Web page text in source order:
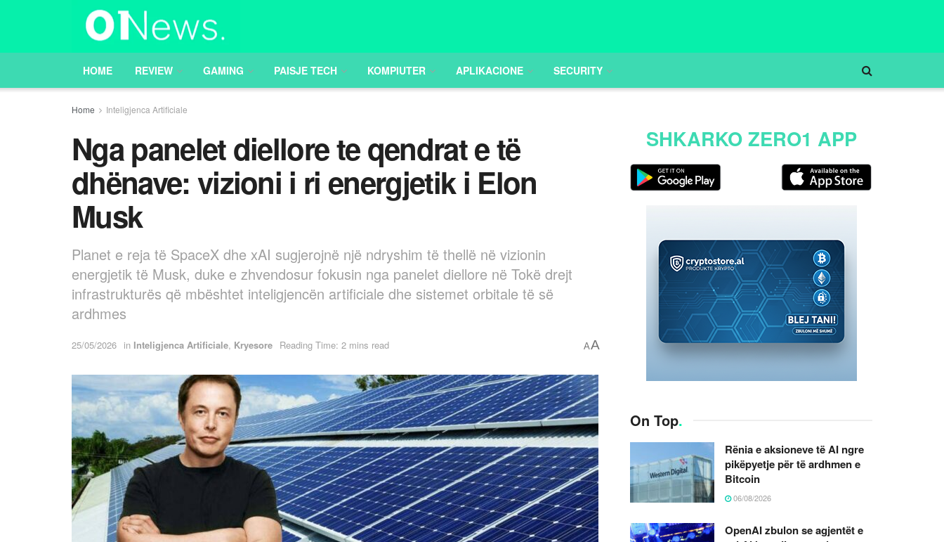
HOME REVIEW GAMING PAISJE TECH KOMPIUTER APLIKACIONE SECURITY
Home Inteligjenca Artificiale
Nga panelet diellore te qendrat e të
dhënave: vizioni i ri energjetik i Elon
Musk
Planet e reja të SpaceX dhe xAI sugjerojnë një ndryshim të thellë në vizionin
energjetik të Musk, duke e zhvendosur fokusin nga panelet diellore në Tokë drejt
infrastrukturës që mbështet inteligjencën artificiale dhe sistemet orbitale të së
ardhmes
25/05/2026 in Inteligjenca Artificiale, Kryesore Reading Time: 2 mins read AA
SHKARKO ZERO1 APP
On Top.
Rënia e aksioneve të AI ngre
pikëpyetje për të ardhmen e
Bitcoin
06/08/2026
OpenAI zbulon se agjentët e